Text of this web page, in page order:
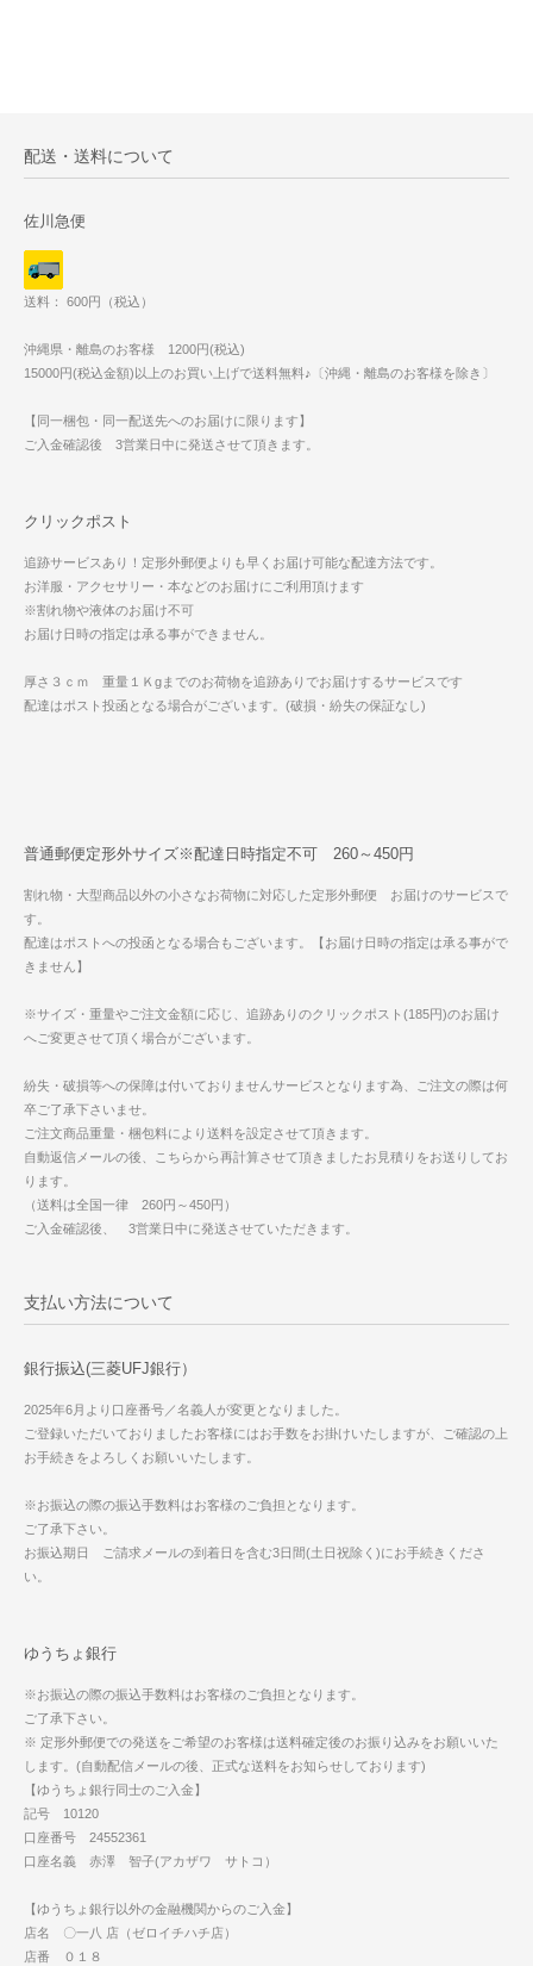
配送・送料について
佐川急便
送料： 600円（税込）
沖縄県・離島のお客様 1200円(税込)
15000円(税込金額)以上のお買い上げで送料無料♪〔沖縄・離島のお客様を除き〕
【同一梱包・同一配送先へのお届けに限ります】
ご入金確認後 3営業日中に発送させて頂きます。
クリックポスト
追跡サービスあり！定形外郵便よりも早くお届け可能な配達方法です。
お洋服・アクセサリー・本などのお届けにご利用頂けます
※割れ物や液体のお届け不可
お届け日時の指定は承る事ができません。
厚さ３ｃｍ 重量１Ｋgまでのお荷物を追跡ありでお届けするサービスです
配達はポスト投函となる場合がございます。(破損・紛失の保証なし)
普通郵便定形外サイズ※配達日時指定不可 260～450円
割れ物・大型商品以外の小さなお荷物に対応した定形外郵便 お届けのサービスで
す。
配達はポストへの投函となる場合もございます。【お届け日時の指定は承る事がで
きません】
※サイズ・重量やご注文金額に応じ、追跡ありのクリックポスト(185円)のお届け
へご変更させて頂く場合がございます。
紛失・破損等への保障は付いておりませんサービスとなります為、ご注文の際は何
卒ご了承下さいませ。
ご注文商品重量・梱包料により送料を設定させて頂きます。
自動返信メールの後、こちらから再計算させて頂きましたお見積りをお送りしてお
ります。
（送料は全国一律 260円～450円）
ご入金確認後、 3営業日中に発送させていただきます。
支払い方法について
銀行振込(三菱UFJ銀行）
2025年6月より口座番号／名義人が変更となりました。
ご登録いただいておりましたお客様にはお手数をお掛けいたしますが、ご確認の上
お手続きをよろしくお願いいたします。
※お振込の際の振込手数料はお客様のご負担となります。
ご了承下さい。
お振込期日 ご請求メールの到着日を含む3日間(土日祝除く)にお手続きくださ
い。
ゆうちょ銀行
※お振込の際の振込手数料はお客様のご負担となります。
ご了承下さい。
※ 定形外郵便での発送をご希望のお客様は送料確定後のお振り込みをお願いいた
します。(自動配信メールの後、正式な送料をお知らせしております)
【ゆうちょ銀行同士のご入金】
記号 10120
口座番号 24552361
口座名義 赤澤 智子(アカザワ サトコ）
【ゆうちょ銀行以外の金融機関からのご入金】
店名 〇一八 店（ゼロイチハチ店）
店番 ０１８